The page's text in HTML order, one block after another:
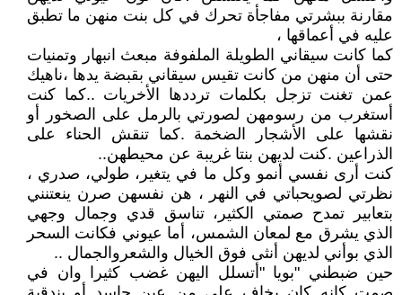
مقارنة ببشرتي مفاجأة تحرك في كل بنت منهن ما تطبق
عليه في أعماقها ،
كما كانت سيقاني الطويلة الملفوفة مبعث انبهار وتمنيات
حتى أن منهن من كانت تقيس سيقاني بقبضة يدها ،ناهيك
عمن تغنت تزجل بكلمات ترددها الأخريات ..كما كنت
أستغرب من رسومهن لصورتي بالرمل على الصخور أو
نقشها على الأشجار الضخمة .كما تنقش الحناء على
الذراعين .كنت لديهن بنتا غريبة عن محيطهن..
كنت أرى نفسي أنمو وكل ما في يتغير، طولي، صدري ،
نظرتي لصويحباتي في النهر ، هن نفسهن صرن ينعتنني
بتعابير تمدح صمتي الكثير، تناسق قدي وجمال وجهي
الذي يشرق مع لمعان الشمس، أما عيوني فكانت السحر
الذي بوأني لديهن أنثى فوق الخيال والشعروالجمال ..
حين ضبطني "بويا "أتسلل اليهن غضب كثيرا وان في